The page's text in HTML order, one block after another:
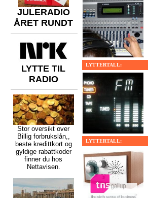
JULERADIO
ÅRET RUNDT
LYTTE TIL
RADIO
Stor oversikt over
Billig forbrukslån,,
beste kredittkortog
gyldige rabattkoder
finner du hos
Nettavisen.
LYTTERTALL:
LYTTERTALL: